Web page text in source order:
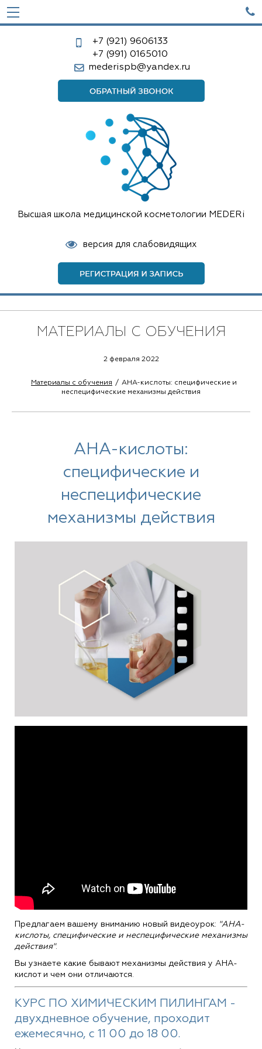

+7 (921) 9606133
+7 (991) 0165010
mederispb@yandex.ru
Высшая школа медицинской косметологии MEDERi
версия для слабовидящих
МАТЕРИАЛЫ С ОБУЧЕНИЯ
2 февраля 2022
Материалы с обучения
AHA-кислоты: специфические и
неспецифические механизмы действия
AHA-кислоты:
специфические и
неспецифические
механизмы действия
Предлагаем вашему вниманию новый видеоурок: "AHA-
кислоты, специфические и неспецифические механизмы
действия".
Вы узнаете какие бывают механизмы действия у AHA-
кислот и чем они отличаются.
КУРС ПО ХИМИЧЕСКИМ ПИЛИНГАМ -
двухдневное обучение, проходит
ежемесячно, с 11 00 до 18 00.